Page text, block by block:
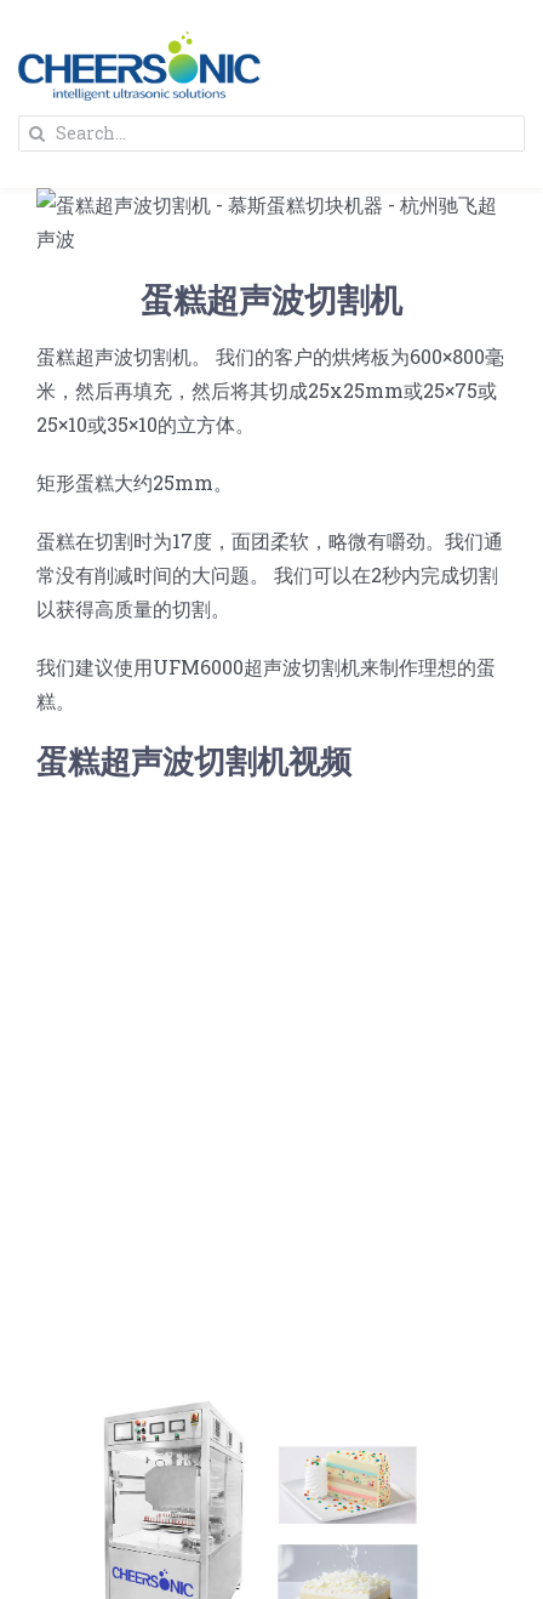
content
解决方案
圆蛋糕切割机
蛋糕切块机
蛋糕切片机
奶酪切片
圆形奶酪切片
块状奶酪切片
三明治/披萨/寿司切割
披萨切割机
面团
公司新闻
关于我们
人才招聘
联系我们
Search
蛋糕超声波切割机
蛋糕超声波切割机。 我们的客户的烘烤板为600×800毫
米，然后再填充，然后将其切成25x25mm或25×75或
25×10或35×10的立方体。
矩形蛋糕大约25mm。
蛋糕在切割时为17度，面团柔软，略微有嚼劲。我们通
常没有削减时间的大问题。 我们可以在2秒内完成切割
以获得高质量的切割。
我们建议使用UFM6000超声波切割机来制作理想的蛋
糕。
蛋糕超声波切割机视频